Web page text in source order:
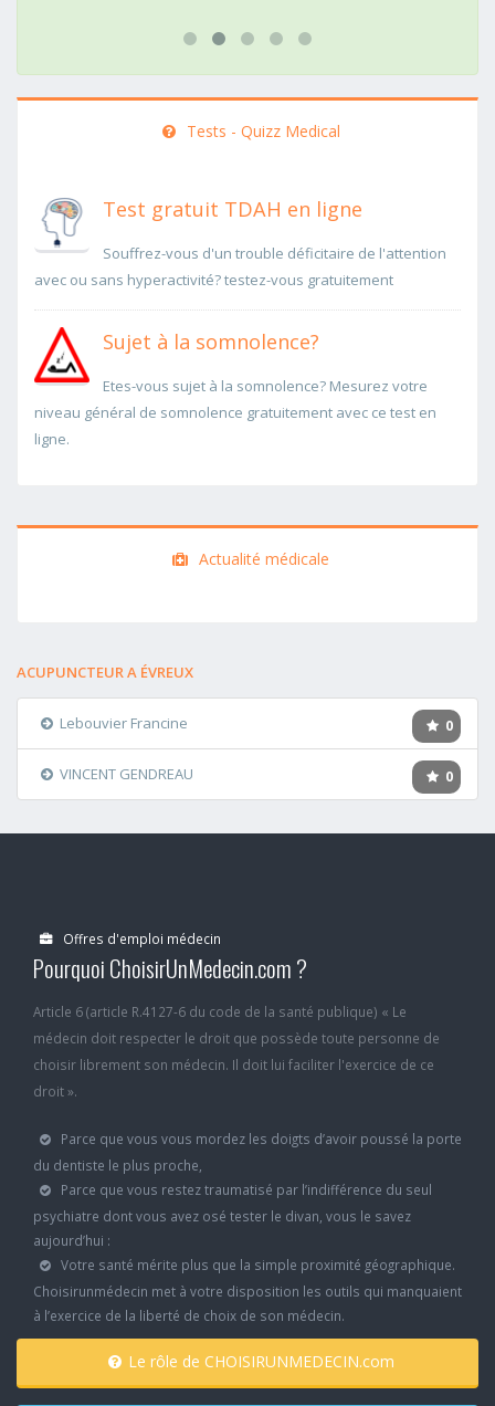
Tests - Quizz Medical
Test gratuit TDAH en ligne
Souffrez-vous d'un trouble déficitaire de l'attention
avec ou sans hyperactivité? testez-vous gratuitement
Sujet à la somnolence?
Etes-vous sujet à la somnolence? Mesurez votre
niveau général de somnolence gratuitement avec ce test en
ligne.
Actualité médicale
ACUPUNCTEUR A ÉVREUX
0
Lebouvier Francine
0
VINCENT GENDREAU
Offres d'emploi médecin
Pourquoi ChoisirUnMedecin.com ?
Article 6 (article R.4127-6 du code de la santé publique) « Le
médecin doit respecter le droit que possède toute personne de
choisir librement son médecin. Il doit lui faciliter l'exercice de ce
droit ».
Parce que vous vous mordez les doigts d’avoir poussé la porte
du dentiste le plus proche,
Parce que vous restez traumatisé par l’indifférence du seul
psychiatre dont vous avez osé tester le divan, vous le savez
aujourd’hui :
Votre santé mérite plus que la simple proximité géographique.
Choisirunmédecin met à votre disposition les outils qui manquaient
à l’exercice de la liberté de choix de son médecin.
Le rôle de CHOISIRUNMEDECIN.com